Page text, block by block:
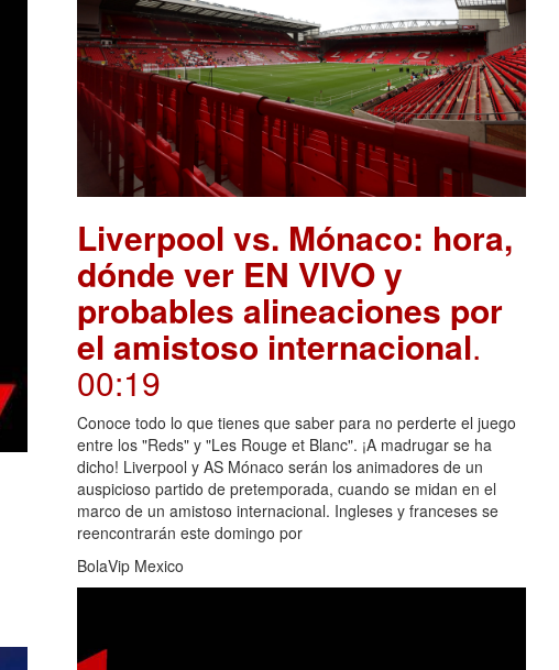
Liverpool vs. Mónaco: hora,
dónde ver EN VIVO y
probables alineaciones por
el amistoso internacional.
00:19
Conoce todo lo que tienes que saber para no perderte el juego
entre los "Reds" y "Les Rouge et Blanc". ¡A madrugar se ha
dicho! Liverpool y AS Mónaco serán los animadores de un
auspicioso partido de pretemporada, cuando se midan en el
marco de un amistoso internacional. Ingleses y franceses se
reencontrarán este domingo por
BolaVip Mexico